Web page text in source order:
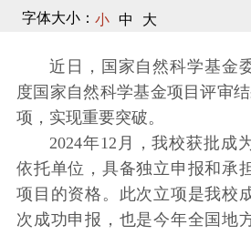
字体大小： 小 中 大
近日，国家自然科学基金
度国家自然科学基金项目评审
项，实现重要突破。
2024年12月，我校获批成
依托单位，具备独立申报和承
项目的资格。此次立项是我校
次成功申报，也是今年全国地